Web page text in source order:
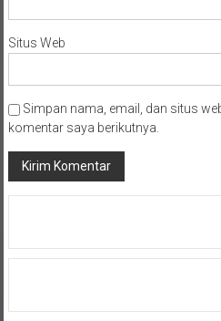
Situs Web
Simpan nama, email, dan situs
komentar saya berikutnya.